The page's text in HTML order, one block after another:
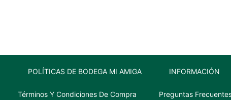
POLÍTICAS DE BODEGA MI AMIGA
Términos Y Condiciones De Compra
INFORMACIÓN
Preguntas